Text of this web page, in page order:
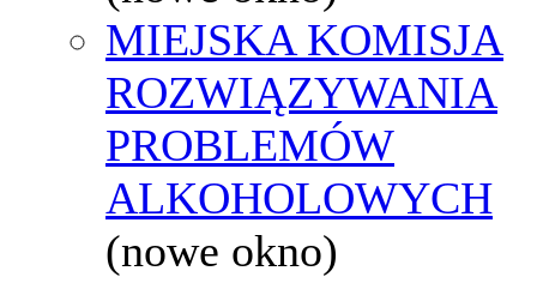
MIEJSKA KOMISJA
ROZWIĄZYWANIA
PROBLEMÓW
ALKOHOLOWYCH
(nowe okno)